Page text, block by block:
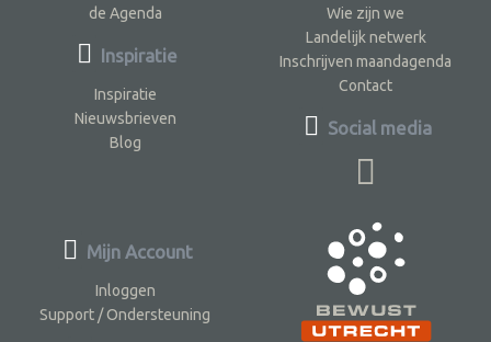
de Agenda
Inspiratie
Inspiratie
Nieuwsbrieven
Blog
Wie zijn we
Landelijk netwerk
Inschrijven maandagenda
Contact
Social media
Mijn Account
Inloggen
Support / Ondersteuning